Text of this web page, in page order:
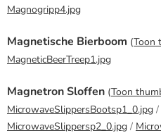
Magnogripp4.jpg
Magnetische Bierboom (Toon
MagneticBeerTreep1.jpg
Magnetron Sloffen (Toon
MicrowaveSlippersBootsp1_0.jpg /
MicrowaveSlippersp2_0.jpg /